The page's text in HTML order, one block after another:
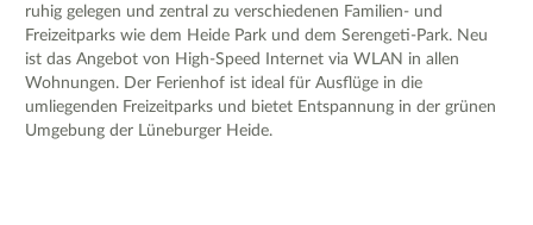
ruhig gelegen und zentral zu verschiedenen Familien- und
Freizeitparks wie dem Heide Park und dem Serengeti-Park. Neu
ist das Angebot von High-Speed Internet via WLAN in allen
Wohnungen. Der Ferienhof ist ideal für Ausflüge in die
umliegenden Freizeitparks und bietet Entspannung in der grünen
Umgebung der Lüneburger Heide.